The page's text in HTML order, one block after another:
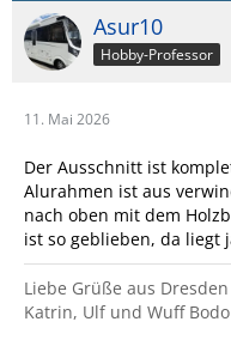
Asur10
Hobby-Professor
11. Mai 2026
Der Ausschnitt ist
Alurahmen ist aus
nach oben mit dem
ist so geblieben, da liegt
Liebe Grüße aus Dresden
Katrin, Ulf und Wuff Bodo